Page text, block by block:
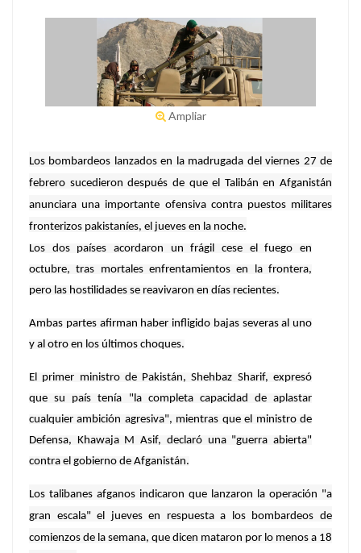
Ampliar
Los bombardeos lanzados en la madrugada del viernes 27 de
febrero sucedieron después de que el Talibán en Afganistán
anunciara una importante ofensiva contra puestos militares
fronterizos pakistaníes, el jueves en la noche.
Los dos países acordaron un frágil cese el fuego en
octubre, tras mortales enfrentamientos en la frontera,
pero las hostilidades se reavivaron en días recientes.
Ambas partes afirman haber infligido bajas severas al uno
y al otro en los últimos choques.
El primer ministro de Pakistán, Shehbaz Sharif, expresó
que su país tenía "la completa capacidad de aplastar
cualquier ambición agresiva", mientras que el ministro de
Defensa, Khawaja M Asif, declaró una "guerra abierta"
contra el gobierno de Afganistán.
Los talibanes afganos indicaron que lanzaron la operación "a
gran escala" el jueves en respuesta a los bombardeos de
comienzos de la semana, que dicen mataron por lo menos a 18